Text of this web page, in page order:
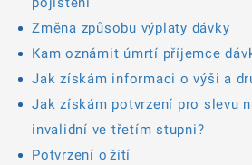
Změna způsobu výplaty dávky
Kam oznámit úmrtí příjemce
Jak získám informaci o výši a
Jak získám potvrzení pro slevu
invalidní ve třetím stupni?
Potvrzení o žití